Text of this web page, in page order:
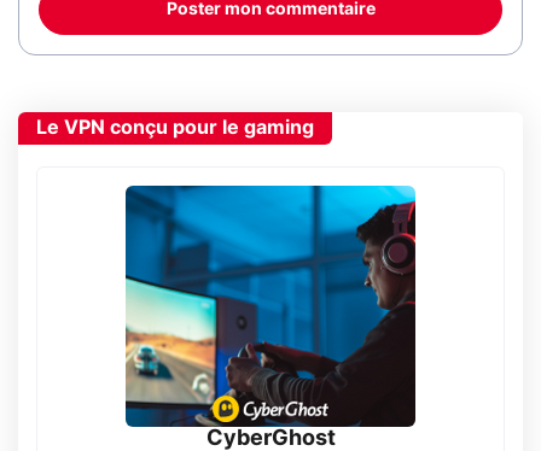
Poster mon commentaire
Le VPN conçu pour le gaming
CyberGhost